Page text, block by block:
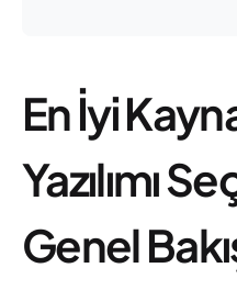
En İyi
Yazılımı
Genel